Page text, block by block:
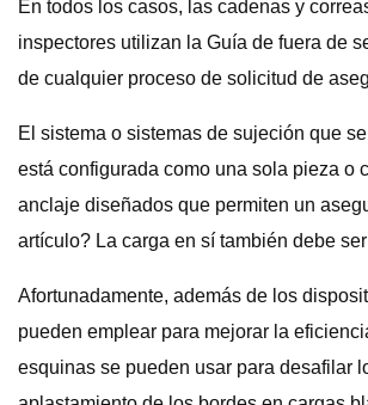
En todos los casos, las cadenas y
inspectores utilizan la Guía de fuera de
de cualquier proceso de solicitud de
El sistema o sistemas de sujeción que
está configurada como una sola pieza o
anclaje diseñados que permiten un
artículo? La carga en sí también debe
Afortunadamente, además de los
pueden emplear para mejorar la
esquinas se pueden usar para desafilar